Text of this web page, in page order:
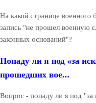
На какой странице военного
запись "не прошел военную
законных оснований"?
Попаду ли я под «за
прошедших вое...
Вопрос - попаду ли я под